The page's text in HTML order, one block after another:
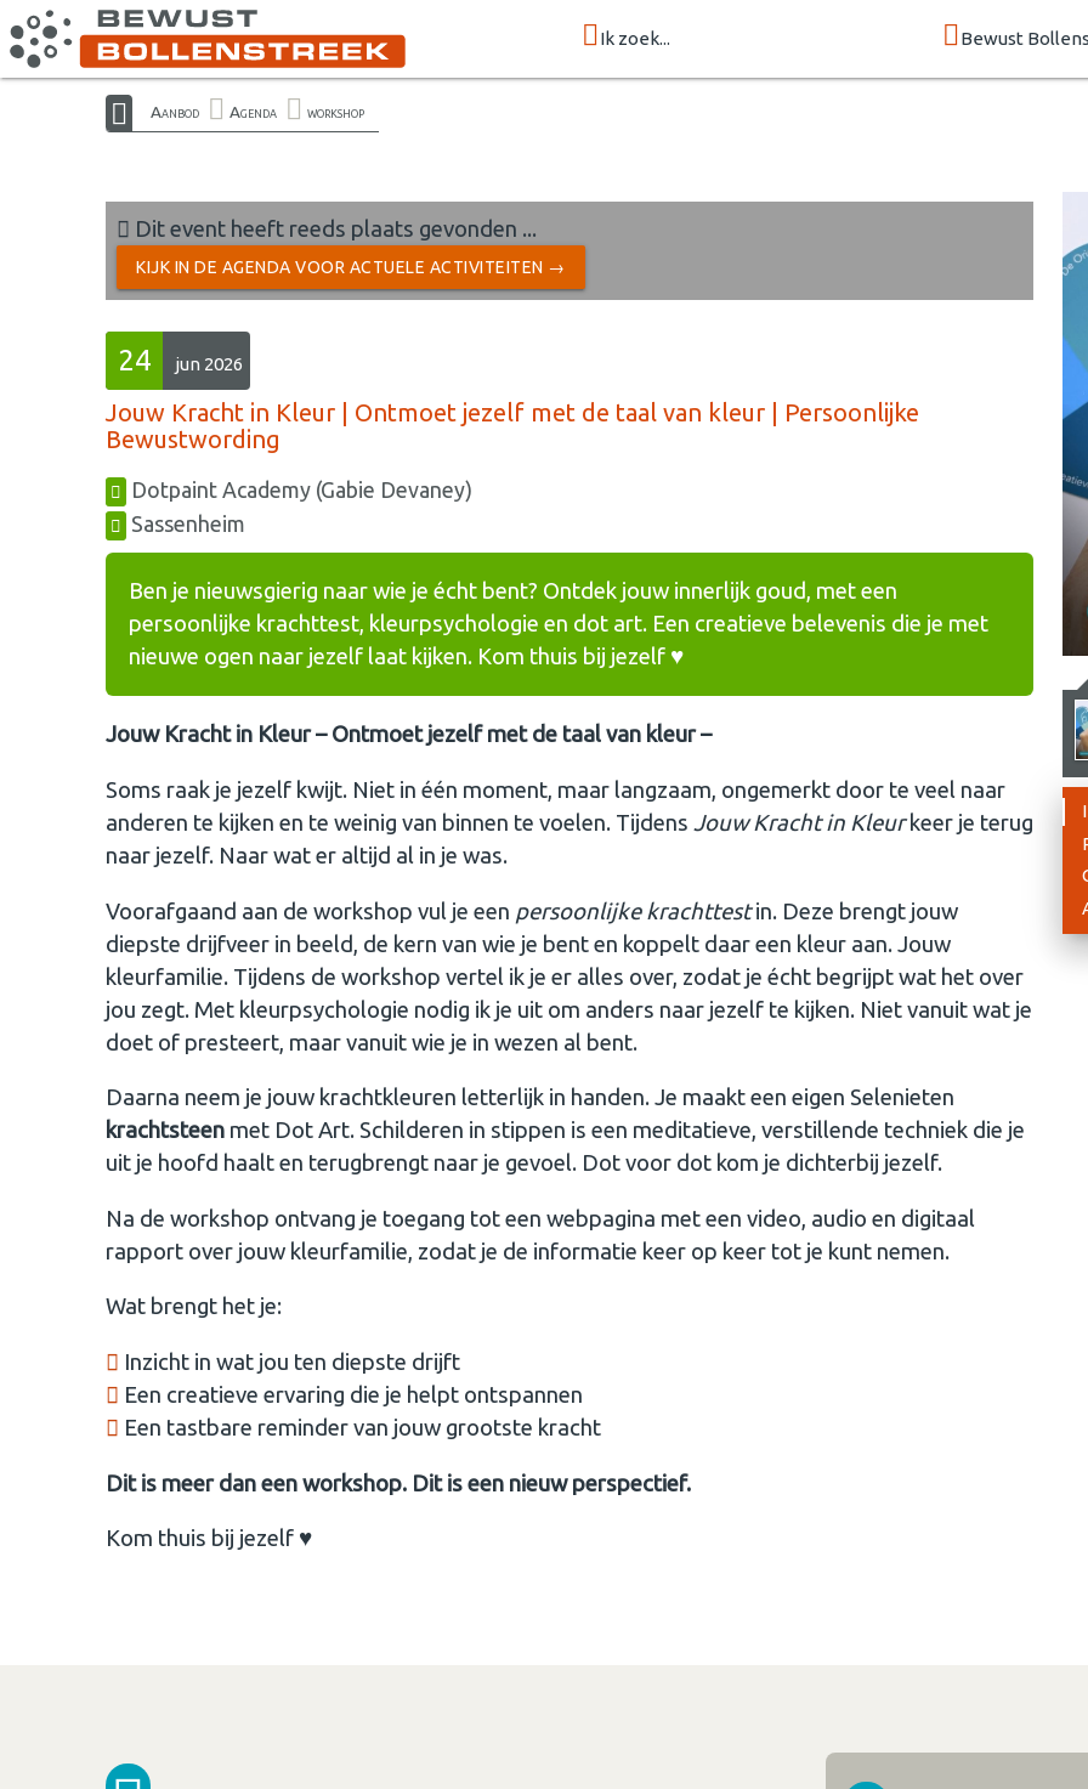
Ik zoek... Bewust
Aanbod Agenda workshop
Dit event heeft reeds plaats gevonden ...
KIJK IN DE AGENDA VOOR ACTUELE ACTIVITEITEN →
24 jun 2026
Jouw Kracht in Kleur | Ontmoet jezelf met de taal van kleur | Persoonlijke
Bewustwording
Dotpaint Academy (Gabie Devaney)
Sassenheim
Ben je nieuwsgierig naar wie je écht bent? Ontdek jouw innerlijk goud, met een
persoonlijke krachttest, kleurpsychologie en dot art. Een creatieve belevenis die je met
nieuwe ogen naar jezelf laat kijken. Kom thuis bij jezelf ♥︎
Jouw Kracht in Kleur – Ontmoet jezelf met de taal van kleur –
Soms raak je jezelf kwijt. Niet in één moment, maar langzaam, ongemerkt door te veel naar
anderen te kijken en te weinig van binnen te voelen. Tijdens Jouw Kracht in Kleurkeer je terug
naar jezelf. Naar wat er altijd al in je was.
Voorafgaand aan de workshop vul je een persoonlijke krachttestin. Deze brengt jouw
diepste drijfveer in beeld, de kern van wie je bent en koppelt daar een kleur aan. Jouw
kleurfamilie. Tijdens de workshop vertel ik je er alles over, zodat je écht begrijpt wat het over
jou zegt. Met kleurpsychologie nodig ik je uit om anders naar jezelf te kijken. Niet vanuit wat je
doet of presteert, maar vanuit wie je in wezen al bent.
Daarna neem je jouw krachtkleuren letterlijk in handen. Je maakt een eigen Selenieten
krachtsteen met Dot Art. Schilderen in stippen is een meditatieve, verstillende techniek die je
uit je hoofd haalt en terugbrengt naar je gevoel. Dot voor dot kom je dichterbij jezelf.
Na de workshop ontvang je toegang tot een webpagina met een video, audio en digitaal
rapport over jouw kleurfamilie, zodat je de informatie keer op keer tot je kunt nemen.
Wat brengt het je:
Inzicht in wat jou ten diepste drijft
Een creatieve ervaring die je helpt ontspannen
Een tastbare reminder van jouw grootste kracht
Dit is meer dan een workshop. Dit is een nieuw perspectief.
Kom thuis bij jezelf ♥︎